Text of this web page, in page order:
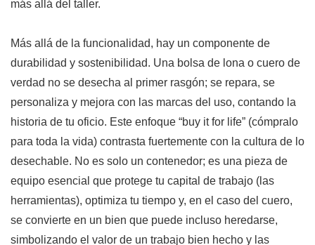
más allá del taller.
Más allá de la funcionalidad, hay un componente de
durabilidad y sostenibilidad. Una bolsa de lona o cuero de
verdad no se desecha al primer rasgón; se repara, se
personaliza y mejora con las marcas del uso, contando la
historia de tu oficio. Este enfoque “buy it for life” (cómpralo
para toda la vida) contrasta fuertemente con la cultura de lo
desechable. No es solo un contenedor; es una pieza de
equipo esencial que protege tu capital de trabajo (las
herramientas), optimiza tu tiempo y, en el caso del cuero,
se convierte en un bien que puede incluso heredarse,
simbolizando el valor de un trabajo bien hecho y las